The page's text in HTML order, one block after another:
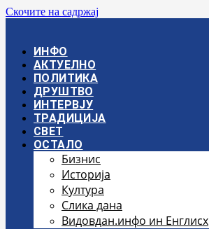
Скочите на садржај
ИНФО
АКТУЕЛНО
ПОЛИТИКА
ДРУШТВО
ИНТЕРВЈУ
ТРАДИЦИЈА
СВЕТ
ОСТАЛО
Бизнис
Историја
Култура
Слика дана
Видовдан.инфо ин Енглисх